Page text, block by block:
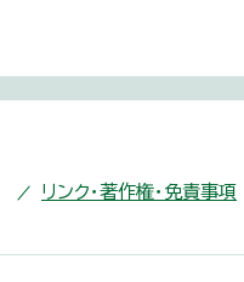
リンク・著作権・免責事項